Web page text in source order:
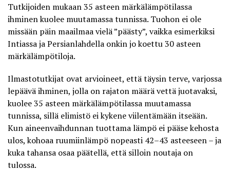
Tutkijoiden mukaan35 asteen märkälämpötilassa
ihminen kuolee muutamassa tunnissa. Tuohon ei ole
missään päin maailmaa vielä ”päästy”, vaikka esimerkiksi
Intiassa ja Persianlahdella onkin jo koettu 30 asteen
märkälämpötiloja.
Ilmastotutkijat ovat arvioineet, että täysin terve, varjossa
lepäävä ihminen, jolla on rajaton määrä vettä juotavaksi,
kuolee 35 asteen märkälämpötilassa muutamassa
tunnissa, sillä elimistö ei kykene viilentämään itseään.
Kun aineenvaihdunnan tuottama lämpö ei pääse kehosta
ulos, kohoaa ruumiinlämpö nopeasti 42–43 asteeseen – ja
kuka tahansa osaa päätellä, että silloin noutaja on
tulossa.